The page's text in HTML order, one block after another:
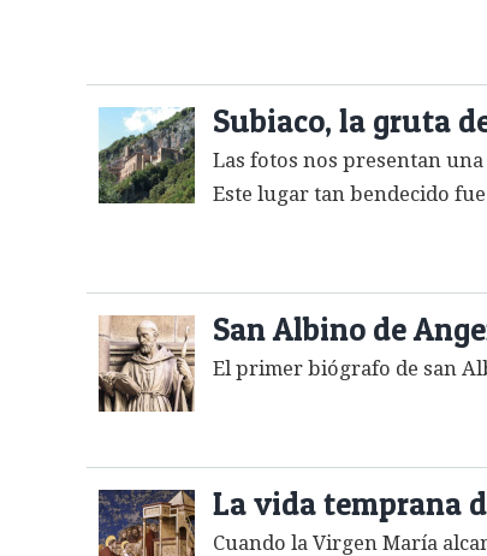
Subiaco, la gruta
Las fotos nos presentan
Este lugar tan bendecido
San Albino de
El primer biógrafo de san
La vida temprana
Cuando la Virgen María